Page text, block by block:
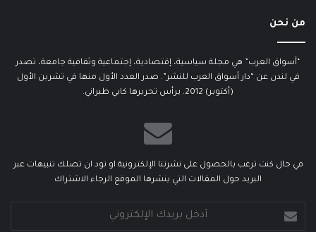
من نحن
“أسواق العرب” هي مجلة سياسية، إقتصادية، إجتماعية وثقافية جامعة، تصدر
في لندن عن “دار أسواق العرب للنشر”. صدر العدد الأول منها في تشرين الأول
(أكتوبر) 2012. يرأس تحريرها كابي طبراني.
في حال كنت ترغب بالحصول على نشرتنا الإلكترونية او تود ان تصلك تنبيهات عبر
البريد حول المقالات التي ينشرها الموقع الرجاء الاشتراك
بريدك